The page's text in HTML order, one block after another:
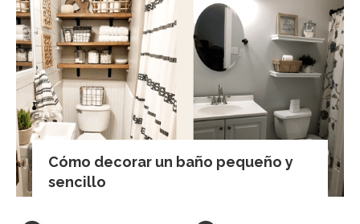
Cómo decorar un baño pequeño y
sencillo